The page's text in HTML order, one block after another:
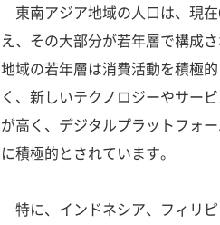
東南アジア地域の人口は、現
え、その大部分が若年層で構成
地域の若年層は消費活動を積極
く、新しいテクノロジーやサー
が高く、デジタルプラットフォ
に積極的とされています。
特に、インドネシア、フィリ